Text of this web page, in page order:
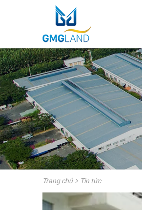
Trang chủ Tin tức